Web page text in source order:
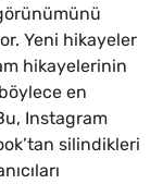
Yeni hikayeler
hikayelerinin
en
Instagram
silindikleri